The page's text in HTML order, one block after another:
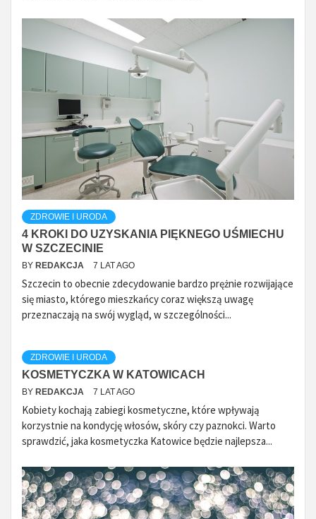
ZDROWIE I URODA
4 KROKI DO UZYSKANIA PIĘKNEGO UŚMIECHU
W SZCZECINIE
BY REDAKCJA 7 LAT AGO
Szczecin to obecnie zdecydowanie bardzo prężnie rozwijające
się miasto, którego mieszkańcy coraz większą uwagę
przeznaczają na swój wygląd, w szczególności...
ZDROWIE I URODA
KOSMETYCZKA W KATOWICACH
BY REDAKCJA 7 LAT AGO
Kobiety kochają zabiegi kosmetyczne, które wpływają
korzystnie na kondycję włosów, skóry czy paznokci. Warto
sprawdzić, jaka kosmetyczka Katowice będzie najlepsza...